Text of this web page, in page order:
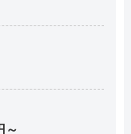
～